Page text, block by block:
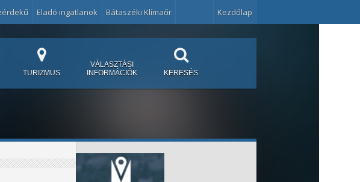
Kezdőlap
Eladó ingatlanok Bátaszéki Klímaőr
TURIZMUS
VÁLASZTÁSI
INFORMÁCIÓK
KERESÉS